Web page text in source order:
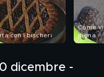
con i bischeri
Come
pigna
dicembre -